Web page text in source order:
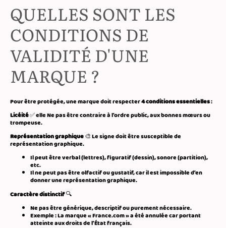
QUELLES SONT LES
CONDITIONS DE
VALIDITÉ D'UNE
MARQUE ?
Pour être protégée, une marque doit respecter4 conditions essentielles:
Licéité✅ elle Ne pas être contraire à l’ordre public, aux bonnes mœurs ou
trompeuse.
Représentation graphique🎨 Le signe doit être susceptible de
représentation graphique.
Il peut être verbal (lettres), figuratif (dessin), sonore (partition),
etc.
Il ne peut pas être olfactif ou gustatif, car il est impossible d’en
donner une représentation graphique.
Caractère distinctif🔍
Ne pas être générique, descriptif ou purement nécessaire.
Exemple : La marque « France.com » a été annulée car portant
atteinte aux droits de l’État français.